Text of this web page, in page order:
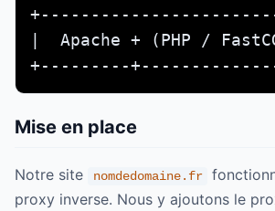
|  Apache + (PHP /
+---------
Mise en place
Notre site nomdedomaine.fr
proxy inverse. Nous y ajoutons le